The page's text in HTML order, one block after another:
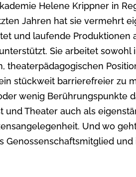
Helene Krippner in
Jahren hat sie vermehrt
und laufende Produktionen
Sie arbeitet sowohl
theaterpädagogischen
stückweit barrierefreier zu
wenig Berührungspunkte
Theater auch als
Und wo
Genossenschaftsmitglied und